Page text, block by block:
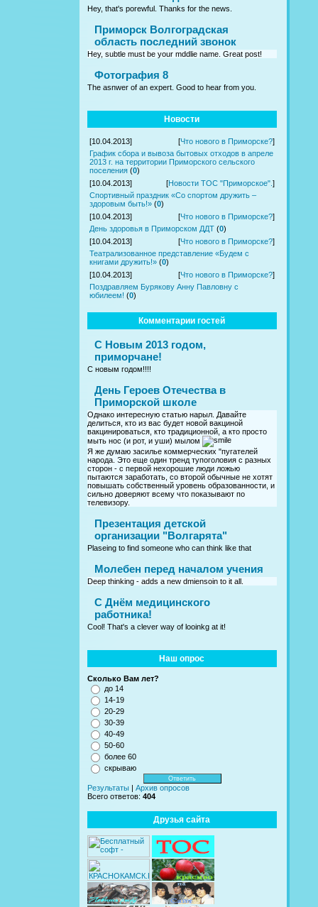
Hey, that's porewful. Thanks for the news.
Приморск Волгоградская
область последний звонок
Hey, subtle must be your mddlie name. Great post!
Фотография 8
The asnwer of an expert. Good to hear from you.
Новости
[10.04.2013] [Что нового в Приморске?]
График сбора и вывоза бытовых отходов в апреле
2013 г. на территории Приморского сельского
поселения (0)
[10.04.2013]
[Новости ТОС "Приморское". ]
Спортивный праздник «Со спортом дружить –
здоровым быть!» (0)
[10.04.2013]
[Что нового в Приморске?]
День здоровья в Приморском ДДТ (0)
[10.04.2013]
[Что нового в Приморске?]
Театрализованное представление «Будем с
книгами дружить!» (0)
[10.04.2013]
[Что нового в Приморске?]
Поздравляем Бурякову Анну Павловну с
юбилеем! (0)
Комментарии гостей
С Новым 2013 годом,
приморчане!
С новым годом!!!!
День Героев Отечества в
Приморской школе
Однако интересную статью нарыл. Давайте
делиться, кто из вас будет новой вакциной
вакцинироваться, кто традиционной, а кто просто
мыть нос (и рот, и уши) мылом
Я же думаю засилье коммерческих "пугателей
народа. Это еще один тренд тупоголовия с разных
сторон - с первой нехорошие люди ложью
пытаются заработать, со второй обычные не хотят
повышать собственный уровень образованности, и
сильно доверяют всему что показывают по
телевизору.
Презентация детской
организации "Волгарята"
Plaseing to find someone who can think like that
Молебен перед началом учения
Deep thinking - adds a new dmiensoin to it all.
C Днём медицинского
работника!
Cool! That's a clever way of looinkg at it!
Наш опрос
Сколько Вам лет?
до 14
14-19
20-29
30-39
40-49
50-60
более 60
скрываю
Результаты
Архив опросов
Всего ответов: 404
Друзья сайта